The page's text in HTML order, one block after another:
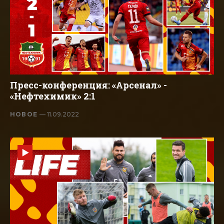
Пресс-конференция: «Арсенал» -
«Нефтехимик» 2:1
НОВОЕ— 11.09.2022